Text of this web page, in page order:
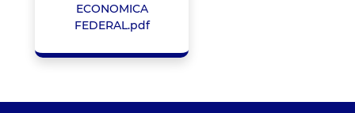
ECONOMICA
FEDERAL.pdf